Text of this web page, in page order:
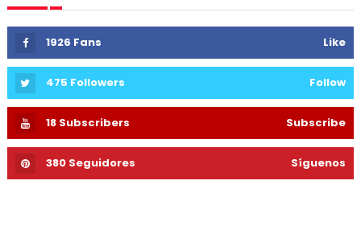
1926 Fans Like
475 Followers Follow
18 Subscribers Subscribe
380 Seguidores Síguenos